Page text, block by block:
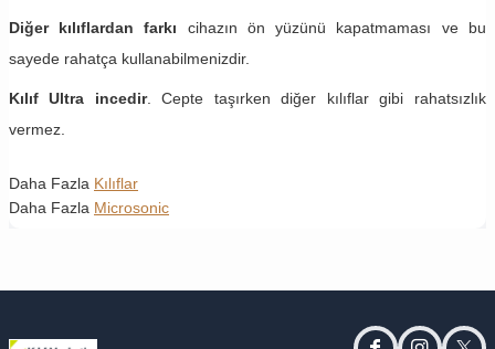
Diğer kılıflardan farkı cihazın ön yüzünü kapatmaması ve bu
sayede rahatça kullanabilmenizdir.
Kılıf Ultra incedir. Cepte taşırken diğer kılıflar gibi rahatsızlık
vermez.
Daha Fazla Kılıflar
Daha Fazla Microsonic